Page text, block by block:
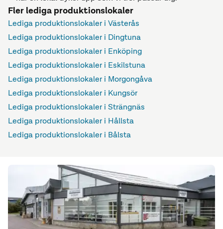
Fler lediga produktionslokaler
Lediga produktionslokaler i Västerås
Lediga produktionslokaler i Dingtuna
Lediga produktionslokaler i Enköping
Lediga produktionslokaler i Eskilstuna
Lediga produktionslokaler i Morgongåva
Lediga produktionslokaler i Kungsör
Lediga produktionslokaler i Strängnäs
Lediga produktionslokaler i Hållsta
Lediga produktionslokaler i Bålsta